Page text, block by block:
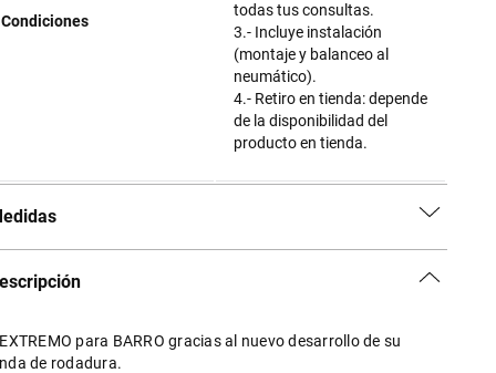
Condiciones
todas tus consultas.
3.- Incluye instalación
(montaje y balanceo al
neumático).
4.- Retiro en tienda: depende
de la disponibilidad del
producto en tienda.
para BARRO gracias al nuevo desarrollo de su
de rodadura.